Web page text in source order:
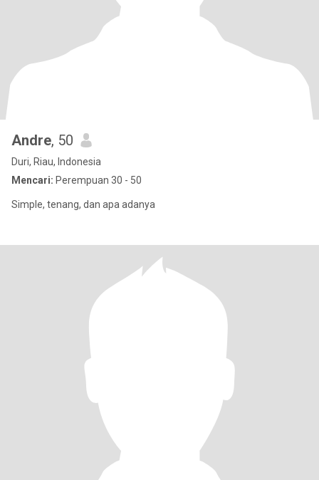
Andre, 50
Duri, Riau, Indonesia
Mencari: Perempuan 30 - 50
Simple, tenang, dan apa adanya